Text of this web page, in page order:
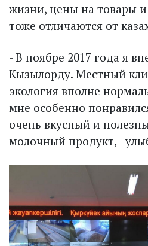
жизни, цены на товары и
тоже отличаются от
- В ноябре 2017 года я
Кызылорду. Местный
экология вполне
мне особенно
очень вкусный и
молочный продукт, -